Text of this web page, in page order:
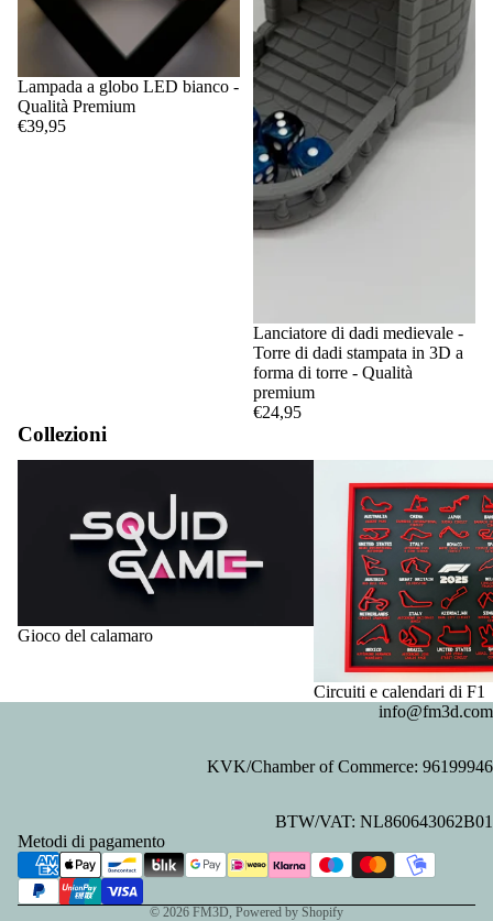
Lampada a globo LED bianco -
Qualità Premium
€39,95
Lanciatore di dadi medievale -
Torre di dadi stampata in 3D a
forma di torre - Qualità
premium
€24,95
Collezioni
Gioco del calamaro
Circuiti e calendari di F1
info@fm3d.com
KVK/Chamber of Commerce: 96199946
BTW/VAT: NL860643062B01
Metodi di pagamento
© 2026 FM3D , Powered by Shopify
Recapiti
Termini e condizioni del servizio